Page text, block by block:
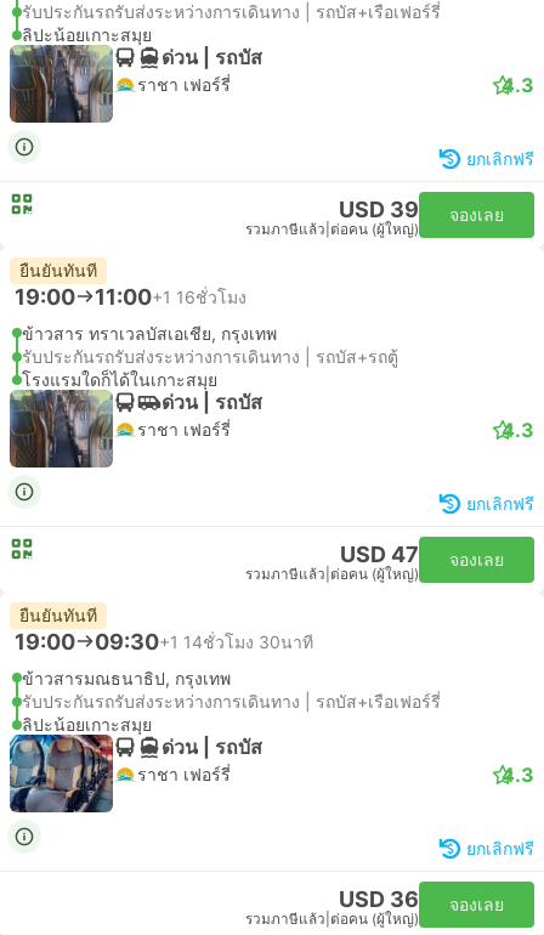
รับประกันรถรับส่งระหว่างการเดินทาง | รถบัส+เรือเฟอร์รี่
ลิปะน้อยเกาะสมุย
ด่วน | รถบัส
ราชา เฟอร์รี่ 4.3
ยกเลิกฟรี
USD 39
รวมภาษีแล้ว ต่อคน (ผู้ใหญ่)
จองเลย
ยืนยันทันที
19:00 11:00+1 16ชั่วโมง
ข้าวสาร ทราเวลบัสเอเชีย, กรุงเทพ
รับประกันรถรับส่งระหว่างการเดินทาง | รถบัส+รถตู้
โรงแรมใดก็ได้ในเกาะสมุย
ด่วน | รถบัส
ราชา เฟอร์รี่ 4.3
ยกเลิกฟรี
USD 47
รวมภาษีแล้ว ต่อคน (ผู้ใหญ่)
จองเลย
ยืนยันทันที
19:00 09:30+1 14ชั่วโมง 30นาที
ข้าวสารมณธนาธิป, กรุงเทพ
รับประกันรถรับส่งระหว่างการเดินทาง | รถบัส+เรือเฟอร์รี่
ลิปะน้อยเกาะสมุย
ด่วน | รถบัส
ราชา เฟอร์รี่ 4.3
ยกเลิกฟรี
USD 36
รวมภาษีแล้ว ต่อคน (ผู้ใหญ่)
จองเลย